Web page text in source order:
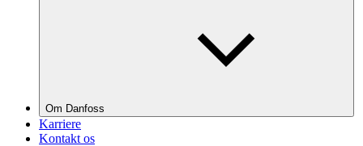
Om Danfoss
Karriere
Kontakt os